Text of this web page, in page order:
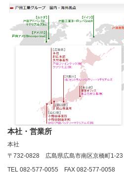
本社・営業所
本社
〒 732-0828 広島県広島市南区京橋町1-23
TEL 082-577-0055 FAX 082-577-0058